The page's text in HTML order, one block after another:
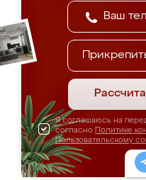
Я соглашаюсь на
согласно Политике
Пользовательскому